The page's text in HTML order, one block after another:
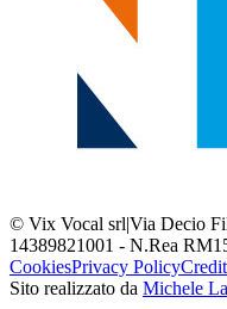
© Vix Vocal srl|Via Decio
14389821001 - N.Rea
CookiesPrivacy Policy
Sito realizzato da Michele